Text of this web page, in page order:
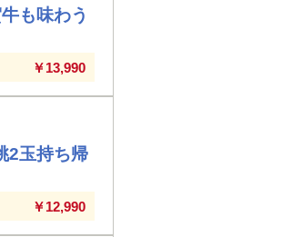
も味わう
￥13,990
2玉持ち帰
￥12,990